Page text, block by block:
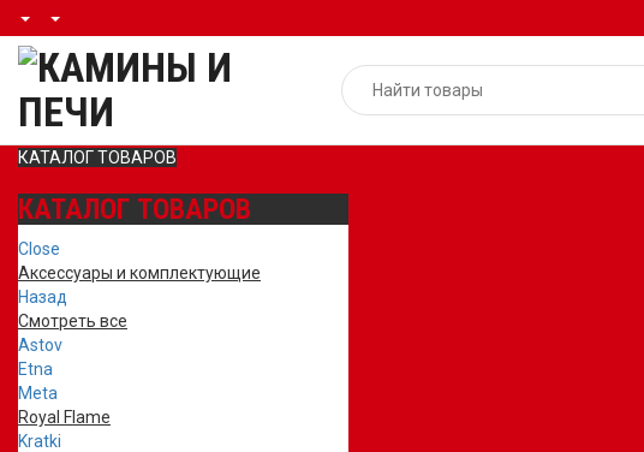
КАТАЛОГ ТОВАРОВ
КАТАЛОГ ТОВАРОВ
Close
Аксессуары и комплектующие
Назад
Смотреть все
Astov
Etna
Meta
Royal Flame
Kratki